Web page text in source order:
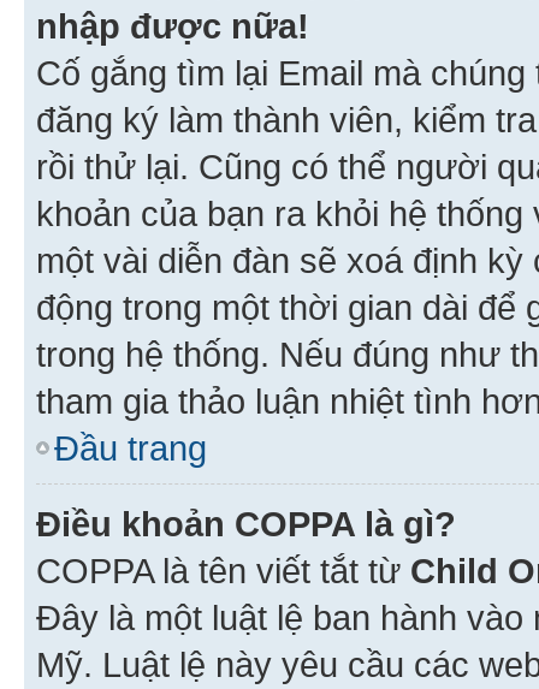
nhập được nữa!
Cố gắng tìm lại Email mà
đăng ký làm thành viên, kiểm
rồi thử lại. Cũng có thể người
khoản của bạn ra khỏi hệ
một vài diễn đàn sẽ xoá định
động trong một thời gian dài
trong hệ thống. Nếu đúng như
tham gia thảo luận nhiệt tình
Đầu trang
Điều khoản COPPA là gì?
COPPA là tên viết tắt từ Child
Đây là một luật lệ ban hành
Mỹ. Luật lệ này yêu cầu các